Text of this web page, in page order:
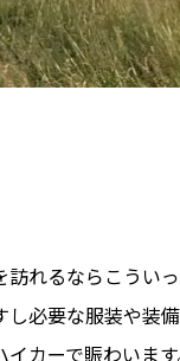
れるならこうい
必要な服装や装
カーで賑わいます